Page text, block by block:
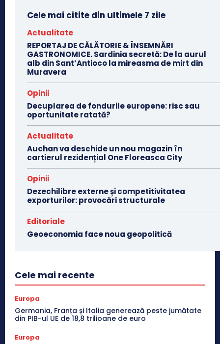
Cele mai citite din ultimele 7 zile
Actualitate
REPORTAJ DE CĂLĂTORIE & ÎNSEMNĂRI
GASTRONOMICE. Sardinia secretă: De la aurul
alb din Sant’Antioco la mireasma de mirt din
Muravera
Opinii
Decuplarea de fondurile europene: risc sau
oportunitate ratată?
Actualitate
Auchan va deschide un nou magazin în
cartierul rezidențial One Floreasca City
Opinii
Dezechilibre externe și competitivitatea
exporturilor: provocări structurale
Editoriale
Geoeconomia face noua geopolitică
Cele mai recente
Europa
Germania, Franța și Italia generează peste jumătate
din PIB-ul UE de 18,8 trilioane de euro
Europa